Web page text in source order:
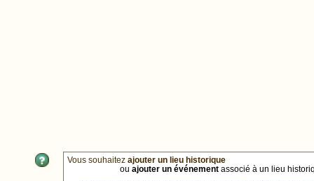
Vous souhaitez ajouter un lieu historique
ou ajouter un événement associé à un lieu